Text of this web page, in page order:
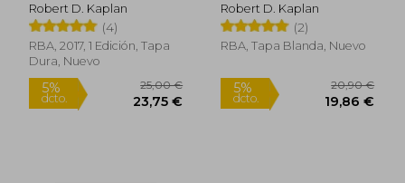
Robert D. Kaplan
(4)
RBA, 2017, 1 Edición, Tapa
Dura, Nuevo
Rápido
Robert D. Kaplan
(2)
RBA, Tapa Blanda, Nuevo
Rápido